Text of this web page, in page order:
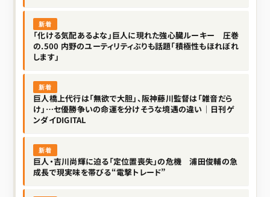
新着
「化ける気配あるよな」巨人に現れた強心臓ルーキー 圧巻
の.500 内野のユーティリティぶりも話題「積極性もほれぼれ
します」
新着
巨人橋上代行は「無欲で大胆」、阪神藤川監督は「雑音だら
け」…セ優勝争いの命運を分けそうな境遇の違い｜日刊ゲ
ンダイDIGITAL
新着
巨人・吉川尚輝に迫る「定位置喪失」の危機 浦田俊輔の急
成長で現実味を帯びる“電撃トレード”